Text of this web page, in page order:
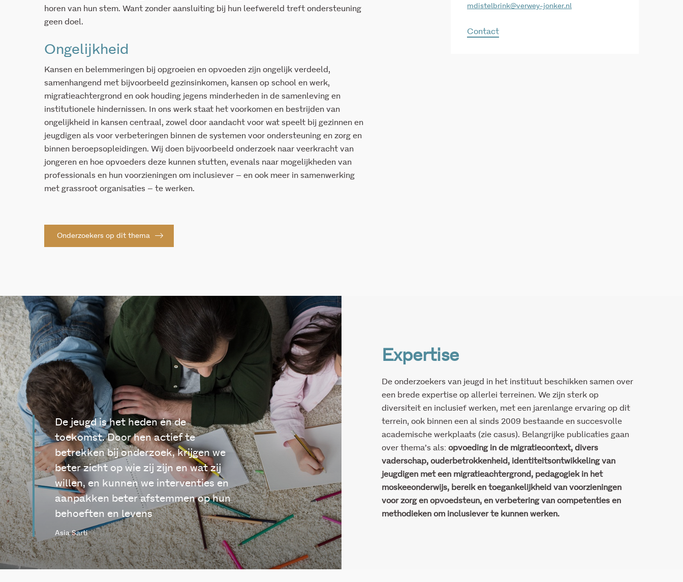
horen van hun stem. Want zonder aansluiting bij hun leefwereld treft ondersteuning
geen doel.
Ongelijkheid
Kansen en belemmeringen bij opgroeien en opvoeden zijn ongelijk verdeeld,
samenhangend met bijvoorbeeld gezinsinkomen, kansen op school en werk,
migratieachtergrond en ook houding jegens minderheden in de samenleving en
institutionele hindernissen. In ons werk staat het voorkomen en bestrijden van
ongelijkheid in kansen centraal , zowel door aandacht voor wat speelt bij gezinnen en
jeugdigen als voor verbeteringen binnen de systemen voor ondersteuning en zorg en
binnen beroepsopleidingen. Wij doen bijvoorbeeld onderzoek naar veerkracht van
jongeren en hoe opvoeders deze kunnen stutten, evenals naar mogelijkheden van
professionals en hun voorzieningen om inclusiever – en ook meer in samenwerking
met grassroot organisaties – te werken.
Onderzoekers op dit thema
mdistelbrink@verwey-jonker.nl
Contact
Expertise
De onderzoekers van jeugd in het instituut beschikken samen over
een brede expertise op allerlei terreinen. We zijn sterk op
diversiteit en inclusief werken, met een jarenlange ervaring op dit
terrein, ook binnen een al sinds 2009 bestaande en succesvolle
academische werkplaats (zie casus). Belangrijke publicaties gaan
over thema’s als: opvoeding in de migratiecontext, divers
vaderschap, ouderbetrokkenheid, identiteitsontwikkeling van
jeugdigen met een migratieachtergrond, pedagogiek in het
moskeeonderwijs, bereik en toegankelijkheid van voorzieningen
voor zorg en opvoedsteun, en verbetering van competenties en
methodieken om inclusiever te kunnen werken.
De jeugd is het heden én de
toekomst. Door hen actief te
betrekken bij onderzoek, krijgen we
beter zicht op wie zij zijn en wat zij
willen, en kunnen we interventies en
aanpakken beter afstemmen op hun
behoeften en levens
Asia Sarti